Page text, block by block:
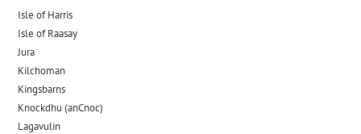
Isle of Harris
Isle of Raasay
Jura
Kilchoman
Kingsbarns
Knockdhu (anCnoc)
Lagavulin